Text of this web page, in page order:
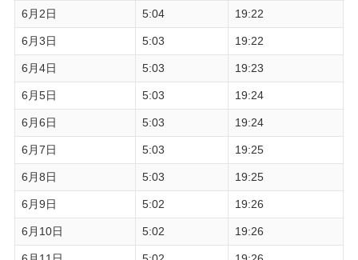
6月2日 5:04 19:22
6月3日 5:03 19:22
6月4日 5:03 19:23
6月5日 5:03 19:24
6月6日 5:03 19:24
6月7日 5:03 19:25
6月8日 5:03 19:25
6月9日 5:02 19:26
6月10日 5:02 19:26